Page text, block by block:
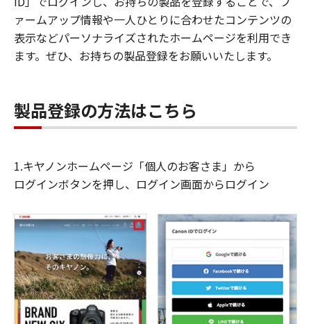
ァームアップ情報や一人ひとりに合わせたコンテンツの
表示などパーソナライズされたホームページを利用でき
ます。ぜひ、お持ちの製品登録をお願いいたします。
製品登録の方法はこちら
1.キヤノンホームページ「個人のお客さま」から
ログインボタンを押し、ログイン画面からログイン